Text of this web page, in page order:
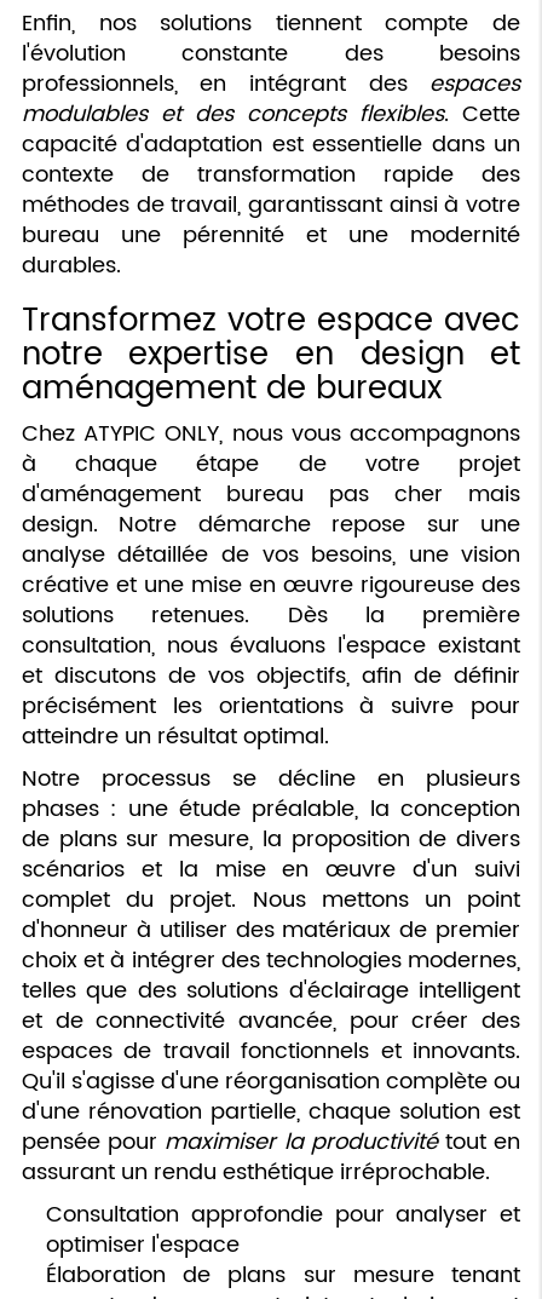
Enfin, nos solutions tiennent compte de
l'évolution constante des besoins
professionnels, en intégrant des espaces
modulables et des concepts flexibles. Cette
capacité d'adaptation est essentielle dans un
contexte de transformation rapide des
méthodes de travail, garantissant ainsi à votre
bureau une pérennité et une modernité
durables.
Transformez votre espace avec
notre expertise en design et
aménagement de bureaux
Chez ATYPIC ONLY, nous vous accompagnons
à chaque étape de votre projet
d'aménagement bureau pas cher mais
design. Notre démarche repose sur une
analyse détaillée de vos besoins, une vision
créative et une mise en œuvre rigoureuse des
solutions retenues. Dès la première
consultation, nous évaluons l'espace existant
et discutons de vos objectifs, afin de définir
précisément les orientations à suivre pour
atteindre un résultat optimal.
Notre processus se décline en plusieurs
phases : une étude préalable, la conception
de plans sur mesure, la proposition de divers
scénarios et la mise en œuvre d'un suivi
complet du projet. Nous mettons un point
d'honneur à utiliser des matériaux de premier
choix et à intégrer des technologies modernes,
telles que des solutions d'éclairage intelligent
et de connectivité avancée, pour créer des
espaces de travail fonctionnels et innovants.
Qu'il s'agisse d'une réorganisation complète ou
d'une rénovation partielle, chaque solution est
pensée pour maximiser la productivitétout en
assurant un rendu esthétique irréprochable.
Consultation approfondie pour analyser et
optimiser l'espace
Élaboration de plans sur mesure tenant